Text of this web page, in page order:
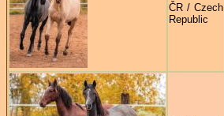
ČR / Czech
Republic